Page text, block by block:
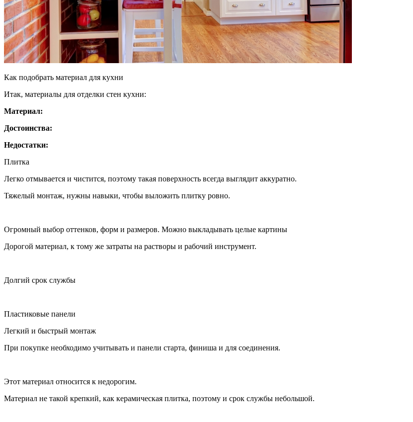
Как подобрать материал для кухни
Итак, материалы для отделки стен кухни:
Материал:
Достоинства:
Недостатки:
Плитка
Легко отмывается и чистится, поэтому такая поверхность всегда выглядит аккуратно.
Тяжелый монтаж, нужны навыки, чтобы выложить плитку ровно.
Огромный выбор оттенков, форм и размеров. Можно выкладывать целые картины
Дорогой материал, к тому же затраты на растворы и рабочий инструмент.
Долгий срок службы
Пластиковые панели
Легкий и быстрый монтаж
При покупке необходимо учитывать и панели старта, финиша и для соединения.
Этот материал относится к недорогим.
Материал не такой крепкий, как керамическая плитка, поэтому и срок службы небольшой.